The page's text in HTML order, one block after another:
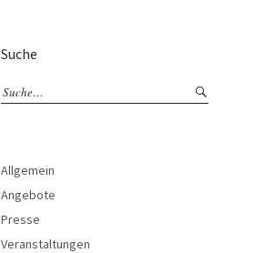
Suche
Allgemein
Angebote
Presse
Veranstaltungen